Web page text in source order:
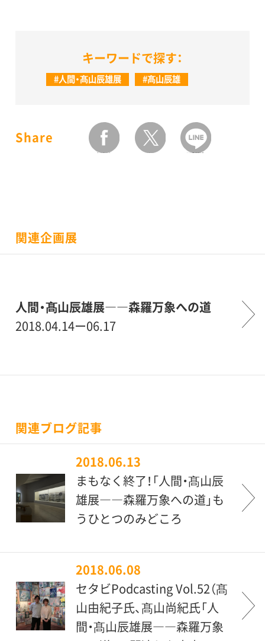
キーワードで探す：
#人間・髙山辰雄展 #髙山辰雄
Share
facebook twitter LINEで送る
関連企画展
人間・髙山辰雄展――森羅万象への道
2018.04.14ー06.17
関連ブログ記事
2018.06.13
まもなく終了！「人間・髙山辰
雄展――森羅万象への道」も
うひとつのみどころ
2018.06.08
セタビPodcasting Vol.52（髙
山由紀子氏、髙山尚紀氏「人
間・髙山辰雄展――森羅万象